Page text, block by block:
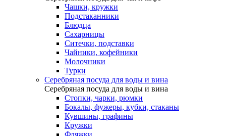
Чашки, кружки
Подстаканники
Блюдца
Сахарницы
Ситечки, подставки
Чайники, кофейники
Молочники
Турки
Серебряная посуда для воды и вина
Серебряная посуда для воды и вина
Стопки, чарки, рюмки
Бокалы, фужеры, кубки, стаканы
Кувшины, графины
Кружки
Фляжки